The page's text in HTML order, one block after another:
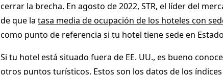
cerrar la brecha. En agosto de 2022, STR, el líder del
de que la tasa media de ocupación de los hoteles con
como punto de referencia si tu hotel tiene sede en
Si tu hotel está situado fuera de EE. UU., es bueno
otros puntos turísticos. Estos son los datos de los